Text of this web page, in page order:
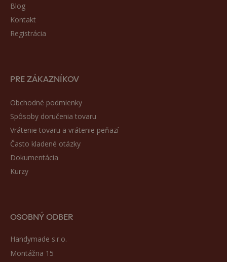
Blog
Kontakt
Registrácia
PRE ZÁKAZNÍKOV
Obchodné podmienky
Spôsoby doručenia tovaru
Vrátenie tovaru a vrátenie peňazí
Často kladené otázky
Dokumentácia
Kurzy
OSOBNÝ ODBER
Handymade s.r.o.
Montážna 15